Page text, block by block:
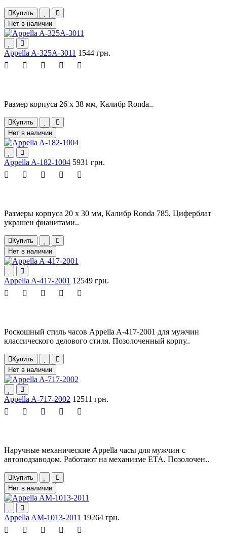
Купить
Нет в наличии
Appella A-325A-3011 1544 грн.
Размер корпуса 26 х 38 мм, Калибр Ronda..
Купить
Нет в наличии
Appella A-182-1004 5931 грн.
Размеры корпуса 20 х 30 мм, Калибр Ronda 785, Циферблат
украшен фианитами..
Купить
Нет в наличии
Appella A-417-2001 12549 грн.
Роскошный стиль часов Appella A-417-2001 для мужчин
классического делового стиля. Позолоченный корпу..
Купить
Нет в наличии
Appella A-717-2002 12511 грн.
Наручные механические Appella часы для мужчин с
автоподзаводом. Работают на механизме ETA. Позолочен..
Купить
Нет в наличии
Appella AM-1013-2011 19264 грн.